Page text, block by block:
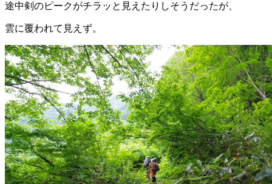
途中剣のピークがチラッと見えたりしそうだったが、
雲に覆われて見えず。